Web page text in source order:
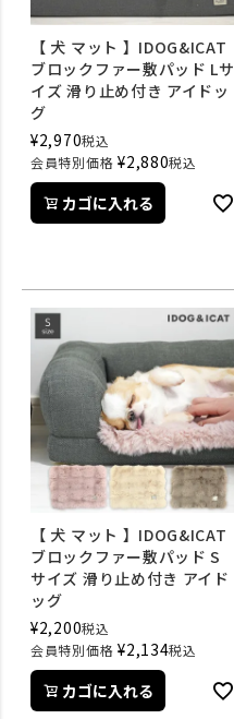
【 犬 マット 】IDOG&ICAT
ブロックファー敷パッド Lサ
イズ 滑り止め付き アイドッ
グ
¥2,970税込
会員特別価格 ¥2,880税込
カゴに入れる
【 犬 マット 】IDOG&ICAT
ブロックファー敷パッド S
サイズ 滑り止め付き アイド
ッグ
¥2,200税込
会員特別価格 ¥2,134税込
カゴに入れる